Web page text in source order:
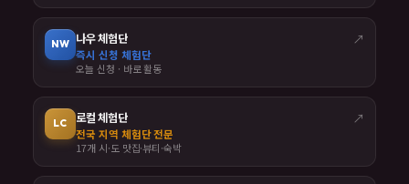
NW 나우 체험단 ↗
즉시 신청 체험단
오늘 신청 · 바로 활동
LC 로컬 체험단 ↗
전국 지역 체험단 전문
17개 시·도 맛집·뷰티·숙박